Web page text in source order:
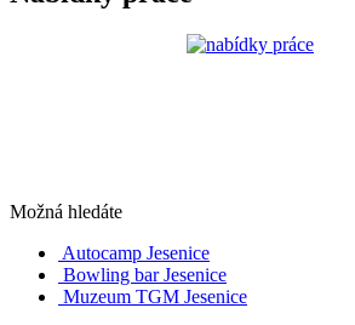
Možná hledáte
Autocamp Jesenice
Bowling bar Jesenice
Muzeum TGM Jesenice